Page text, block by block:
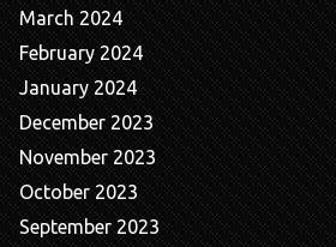
March 2024
February 2024
January 2024
December 2023
November 2023
October 2023
September 2023